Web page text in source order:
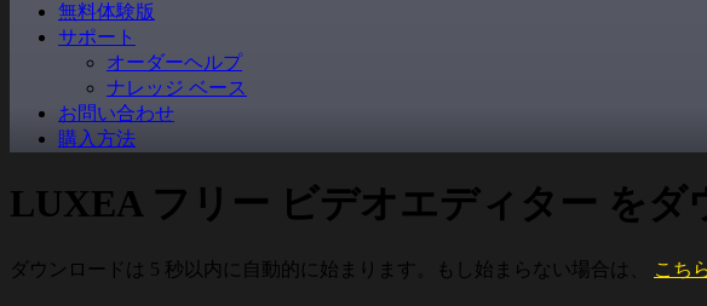
無料体験版
サポート
オーダーヘルプ
ナレッジ ベース
お問い合わせ
購入方法
LUXEA フリー ビデオエディター をダ
ダウンロードは 5 秒以内に自動的に始まります。もし始まらない場合は、 こち